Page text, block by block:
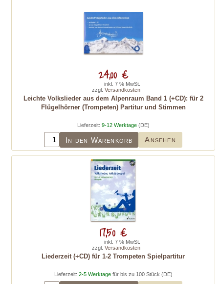
Leichte Volkslieder aus dem Alpenraum Band 1 (+CD): für 2
Flügelhörner (Trompeten) Partitur und Stimmen
Lieferzeit: 9-12 Werktage(DE)
In den Warenkorb Ansehen
24,00 €
inkl. 7 % MwSt.
zzgl. Versandkosten
Liederzeit (+CD) für 1-2 Trompeten Spielpartitur
Lieferzeit: 2-5 Werktagefür bis zu 100 Stück (DE)
17,50 €
inkl. 7 % MwSt.
zzgl. Versandkosten